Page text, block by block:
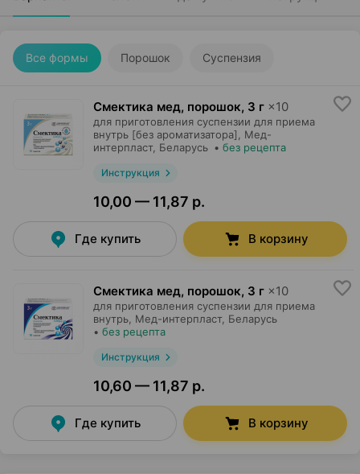
Все формы Порошок Суспензия
Смектика мед, порошок, 3 г ×10
для приготовления суспензии для приема
внутрь [без ароматизатора],
Мед-
интерпласт, Беларусь • без рецепта
Инструкция
10,00 — 11,87 р.
Где купить В корзину
Смектика мед, порошок, 3 г ×10
для приготовления суспензии для приема
внутрь, Мед-интерпласт, Беларусь
• без рецепта
Инструкция
10,60 — 11,87 р.
Где купить В корзину